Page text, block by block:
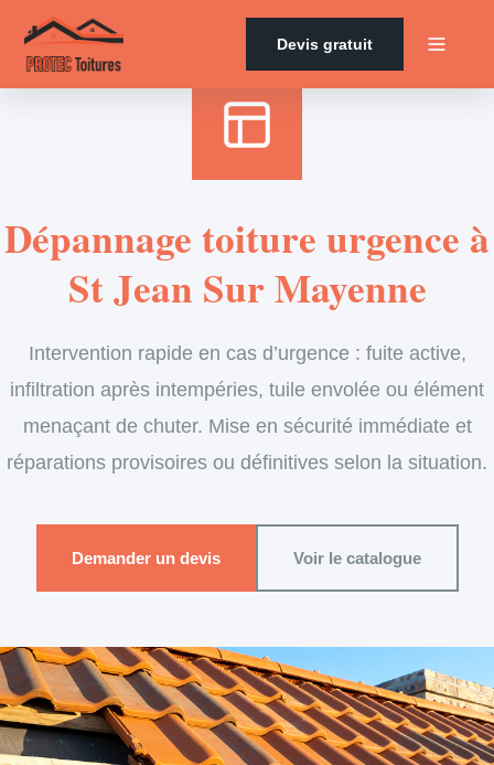
Devis gratuit
Accueil
Dépannage toiture urgence à
St Jean Sur Mayenne
Intervention rapide en cas d’urgence : fuite active,
infiltration après intempéries, tuile envolée ou élément
menaçant de chuter. Mise en sécurité immédiate et
réparations provisoires ou définitives selon la situation.
Demander un devis Voir le catalogue